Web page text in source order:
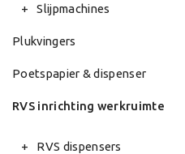
Slijpmachines
Plukvingers
Poetspapier & dispenser
RVS inrichting werkruimte
RVS dispensers